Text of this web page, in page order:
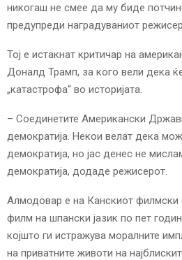
никогаш не смее да му биде
предупреди наградуваниот режисер.
Тој е истакнат критичар на
Доналд Трамп, за кого вели дека
„катастрофа“ во историјата.
– Соединетите Американски
демократија. Некои велат дека
демократија, но јас денес не
демократија, додаде режисерот.
Алмодовар е на Канскиот филмски
филм на шпански јазик по пет
којшто ги истражува моралните
на приватните животи на